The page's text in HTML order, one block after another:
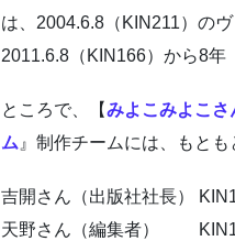
は、2004.6.8（KIN211）の
2011.6.8（KIN166）から8年
ところで、【みよこみよこ
ム 』制作チームには、もと
吉開さん（出版社社長）
天野さん（編集者）